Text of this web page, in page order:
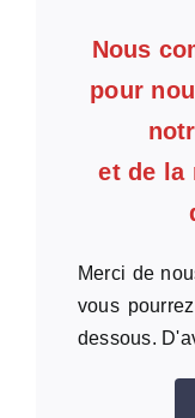
Nous
pour
et de la
Merci de
vous
dessous.